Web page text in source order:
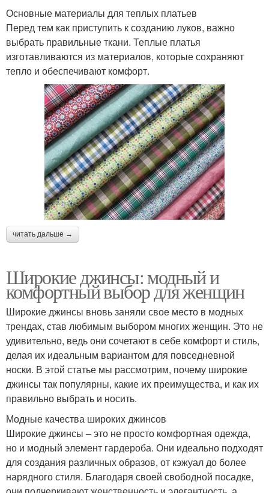
Основные материалы для теплых платьев
Перед тем как приступить к созданию луков, важно
выбрать правильные ткани. Теплые платья
изготавливаются из материалов, которые сохраняют
тепло и обеспечивают комфорт.
читать дальше →
Широкие джинсы: модный и
комфортный выбор для женщин
Широкие джинсы вновь заняли свое место в модных
трендах, став любимым выбором многих женщин. Это не
удивительно, ведь они сочетают в себе комфорт и стиль,
делая их идеальным вариантом для повседневной
носки. В этой статье мы рассмотрим, почему широкие
джинсы так популярны, какие их преимущества, и как их
правильно выбрать и носить.
Модные качества широких джинсов
Широкие джинсы – это не просто комфортная одежда,
но и модный элемент гардероба. Они идеально подходят
для создания различных образов, от кэжуал до более
нарядного стиля. Благодаря своей свободной посадке,